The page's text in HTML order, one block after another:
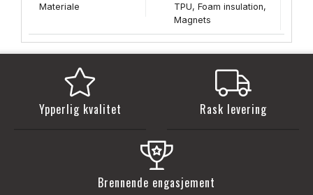
Materiale
TPU, Foam insulation,
Magnets
Ypperlig kvalitet Rask levering
Brennende engasjement